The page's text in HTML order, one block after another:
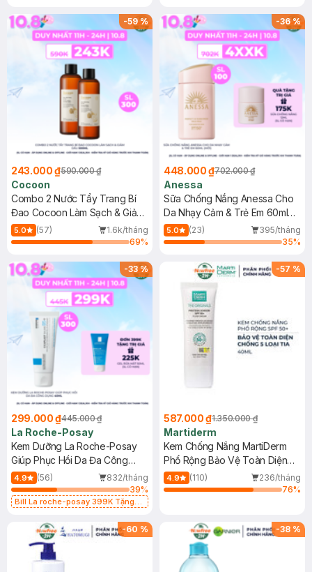
-59%
243.000 ₫590.000 ₫
Cocoon
Combo 2 Nước Tẩy Trang Bí
Đao Cocoon Làm Sạch & Giảm
Dầu 500ml
5.0 (57)
1.6k/tháng
69%
-36%
448.000 ₫702.000 ₫
Anessa
Sữa Chống Nắng Anessa Cho
Da Nhạy Cảm & Trẻ Em 60ml
(Mới)
5.0 (23)
395/tháng
35%
-33%
299.000 ₫445.000 ₫
La Roche-Posay
Kem Dưỡng La Roche-Posay
Giúp Phục Hồi Da Đa Công
Dụng 40ml
4.9 (56)
832/tháng
39%
Bill La roche-posay 399K Tặng
(SL có hạn)
-57 %
587.000 ₫1.350.000 ₫
Martiderm
Kem Chống Nắng MartiDerm
Phổ Rộng Bảo Vệ Toàn Diện
40ml
4.9 (110)
236/tháng
76%
-60 % -38 %